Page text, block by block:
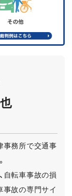
事務所で交通事
自転車事故の損
事故の専門サイ